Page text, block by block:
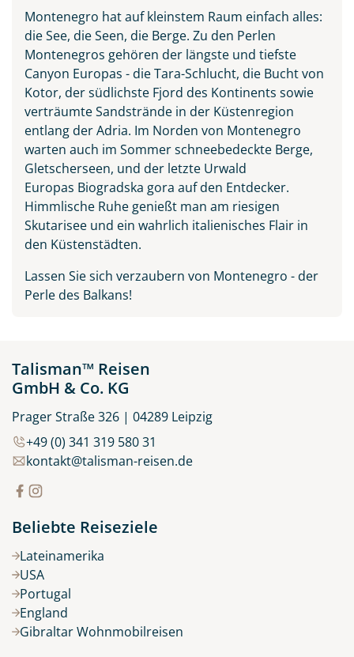
Vranjina im Skutarisee
© ollirg - stock.adobe.com
Montenegro hat auf kleinstem Raum einfach alles:
die See, die Seen, die Berge. Zu den Perlen
Montenegros gehören der längste und tiefste
Canyon Europas - die Tara-Schlucht, die Bucht von
Kotor, der südlichste Fjord des Kontinents sowie
verträumte Sandstrände in der Küstenregion
entlang der Adria. Im Norden von Montenegro
warten auch im Sommer schneebedeckte Berge,
Gletscherseen, und der letzte Urwald
Europas Biogradska gora auf den Entdecker.
Himmlische Ruhe genießt man am riesigen
Skutarisee und ein wahrlich italienisches Flair in
den Küstenstädten.
Lassen Sie sich verzaubern von Montenegro - der
Perle des Balkans!
Talisman™ Reisen
GmbH & Co. KG
Prager Straße 326 | 04289 Leipzig
+49 (0) 341 319 580 31
kontakt@talisman-reisen.de
Beliebte Reiseziele
Lateinamerika
USA
Portugal
England
Gibraltar Wohnmobilreisen